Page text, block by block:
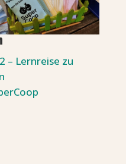
– Lernreise zu